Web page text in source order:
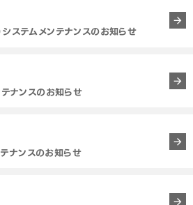
ステムメンテナンスのお知らせ
ナンスのお知らせ
ナンスのお知らせ